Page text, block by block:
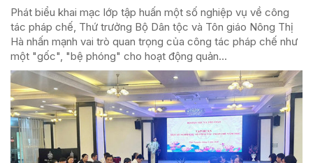
Phát biểu khai mạc lớp tập huấn một số nghiệp vụ về công
tác pháp chế, Thứ trưởng Bộ Dân tộc và Tôn giáo Nông Thị
Hà nhấn mạnh vai trò quan trọng của công tác pháp chế như
một "gốc", "bệ phóng" cho hoạt động quản...